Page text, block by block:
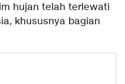
hujan telah terlewati
khususnya bagian